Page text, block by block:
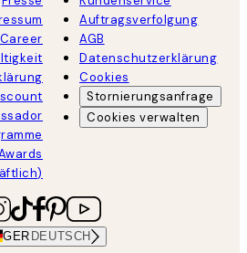
Career
Auftragsverfolgung
AGB
Datenschutzerklärung
Cookies
Stornierungsanfrage
Cookies verwalten
GER DEUTSCH